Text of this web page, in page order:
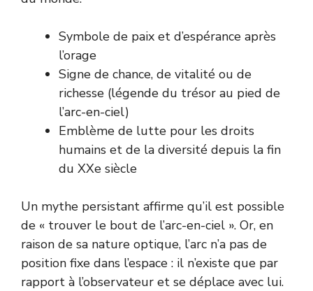
Symbole de paix et d’espérance après
l’orage
Signe de chance, de vitalité ou de
richesse (légende du trésor au pied de
l’arc-en-ciel)
Emblème de lutte pour les droits
humains et de la diversité depuis la fin
du XXe siècle
Un mythe persistant affirme qu’il est possible
de « trouver le bout de l’arc-en-ciel ». Or, en
raison de sa nature optique, l’arc n’a pas de
position fixe dans l’espace : il n’existe que par
rapport à l’observateur et se déplace avec lui.